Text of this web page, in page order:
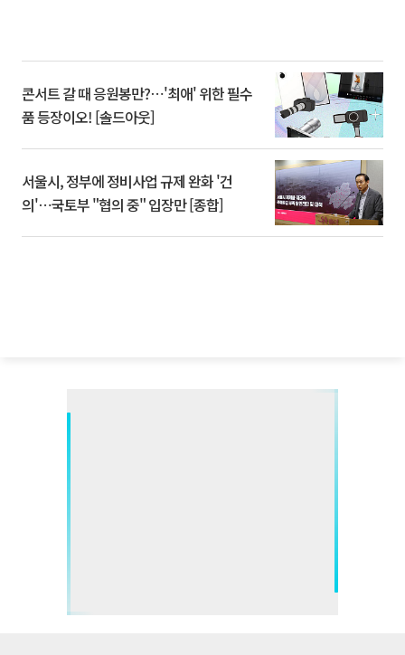
콘서트 갈 때 응원봉만?⋯'최애' 위한 필수
품 등장이오! [솔드아웃]
서울시, 정부에 정비사업 규제 완화 '건
의'⋯국토부 "협의 중" 입장만 [종합]